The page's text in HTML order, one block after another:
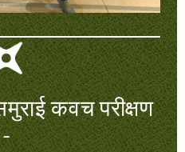
कवच परीक्षण
-